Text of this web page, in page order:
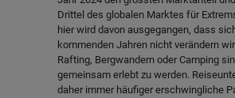
Drittel des globalen Marktes für
hier wird davon ausgegangen, dass
kommenden Jahren nicht verändern
Rafting, Bergwandern oder Camping
gemeinsam erlebt zu werden.
daher immer häufiger erschwingliche